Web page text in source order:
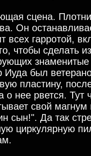
сцена.
Он
всех гарротой,
чтобы сделать
был
пластину,
о нее рвется.
свой
сын!". Да так
циркулярную